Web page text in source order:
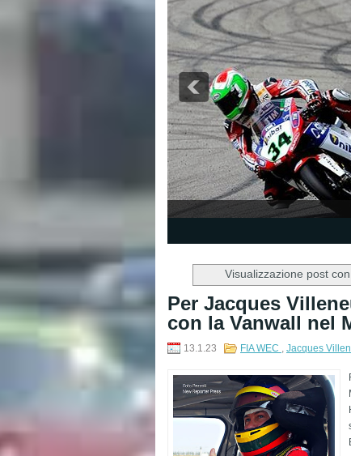
Visualizzazione post
Per Jacques
con la Vanwall nel
13.1.23 FIA WEC Jacques